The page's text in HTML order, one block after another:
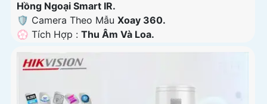
Hồng Ngoại Smart IR.
🛡 Camera Theo Mẫu Xoay 360.
️💮 Tích Hợp : Thu Âm Và Loa.